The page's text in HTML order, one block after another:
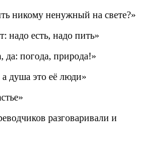
никому ненужный на свете?»
надо есть, надо пить»
да: погода, природа!»
душа это её люди»
разговаривали и